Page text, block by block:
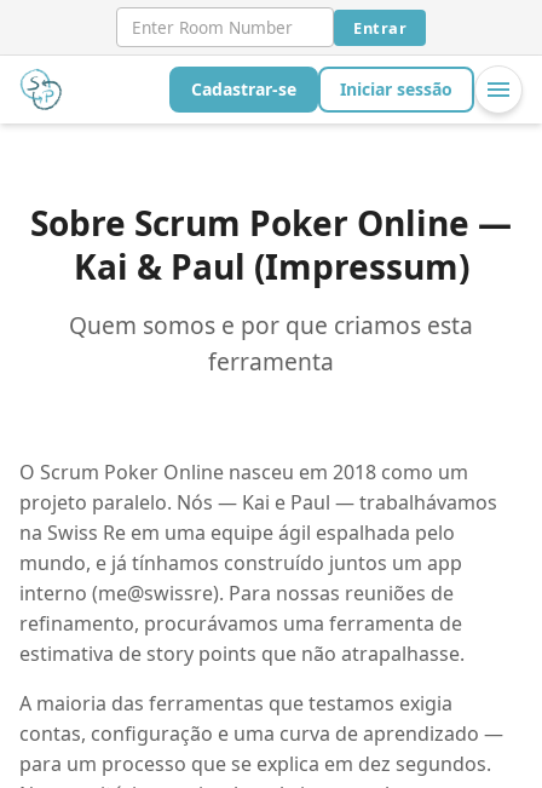
Entrar
Cadastrar-se Iniciar sessão
Sobre Scrum Poker Online —
Kai & Paul (Impressum)
Quem somos e por que criamos esta
ferramenta
O Scrum Poker Online nasceu em 2018 como um
projeto paralelo. Nós — Kai e Paul — trabalhávamos
na Swiss Re em uma equipe ágil espalhada pelo
mundo, e já tínhamos construído juntos um app
interno (me@swissre). Para nossas reuniões de
refinamento, procurávamos uma ferramenta de
estimativa de story points que não atrapalhasse.
A maioria das ferramentas que testamos exigia
contas, configuração e uma curva de aprendizado —
para um processo que se explica em dez segundos.